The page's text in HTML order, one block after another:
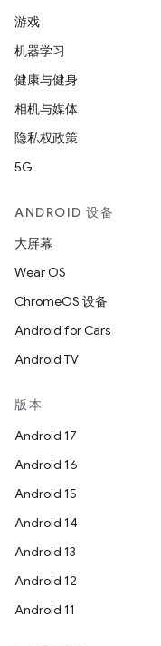
游戏
机器学习
健康与健身
相机与媒体
隐私权政策
5G
ANDROID 设备
大屏幕
Wear OS
ChromeOS 设备
Android for Cars
Android TV
版本
Android 17
Android 16
Android 15
Android 14
Android 13
Android 12
Android 11